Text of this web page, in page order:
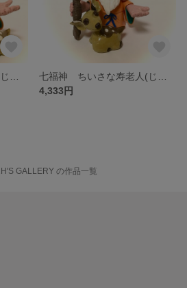
4,333円
GALLERY の作品一覧